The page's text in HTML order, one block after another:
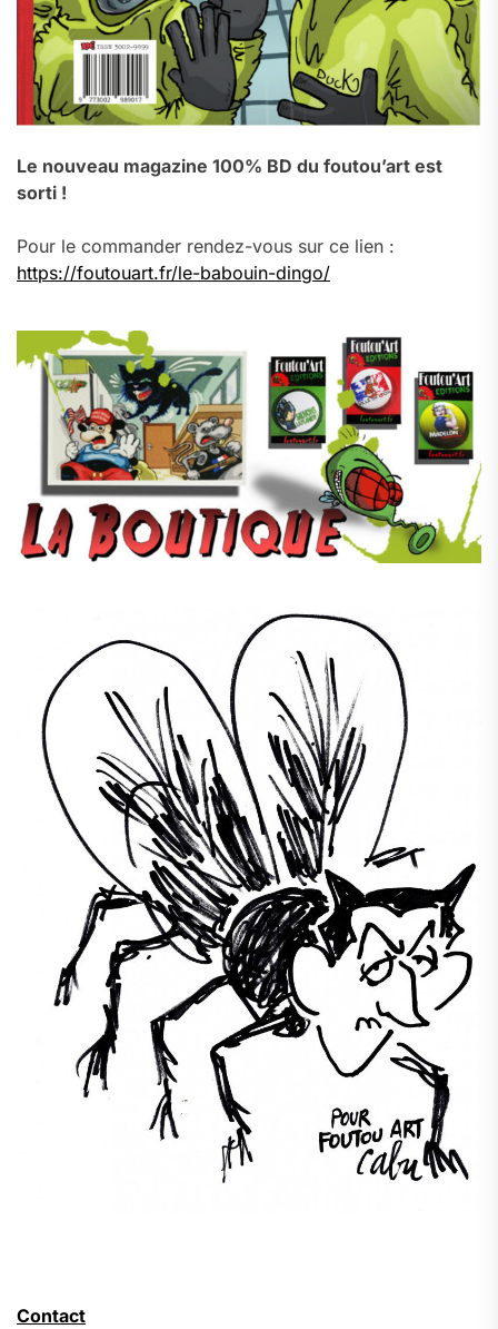
Le nouveau magazine 100% BD du foutou’art est
sorti !
Pour le commander rendez-vous sur ce lien :
https://foutouart.fr/le-babouin-dingo/
Contact